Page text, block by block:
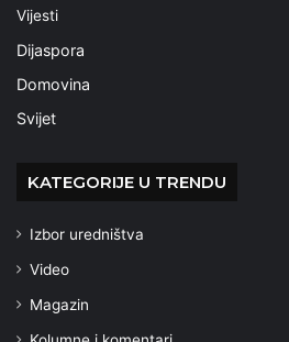
Vijesti
Dijaspora
Domovina
Svijet
KATEGORIJE U TRENDU
Izbor uredništva
Video
Magazin